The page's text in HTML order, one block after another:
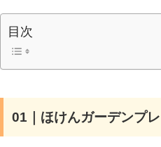
目次
01｜ほけんガーデンプ